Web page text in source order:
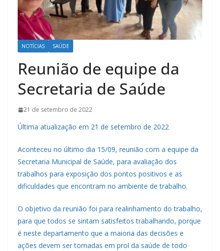
NOTÍCIAS SAÚDE
Reunião de equipe da
Secretaria de Saúde
21 de setembro de 2022
Última atualização em 21 de setembro de 2022
Aconteceu no último dia 15/09, reunião com a equipe da
Secretaria Municipal de Saúde, para avaliação dos
trabalhos para exposição dos pontos positivos e as
dificuldades que encontram no ambiente de trabalho.
O objetivo da reunião foi para realinhamento do trabalho,
para que todos se sintam satisfeitos trabalhando, porque
é neste departamento que a maioria das decisões e
ações devem ser tomadas em prol da saúde de todo